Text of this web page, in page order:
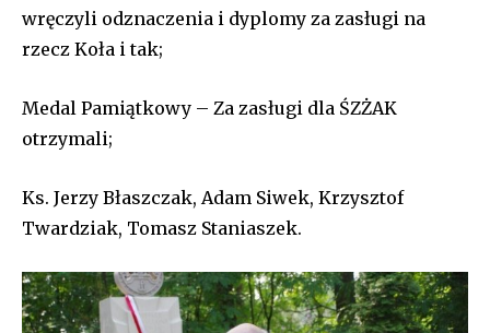
wręczyli odznaczenia i dyplomy za zasługi na
rzecz Koła i tak;
Medal Pamiątkowy – Za zasługi dla ŚZŻAK
otrzymali;
Ks. Jerzy Błaszczak, Adam Siwek, Krzysztof
Twardziak, Tomasz Staniaszek.